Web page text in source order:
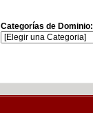
Categorías de Dominio: